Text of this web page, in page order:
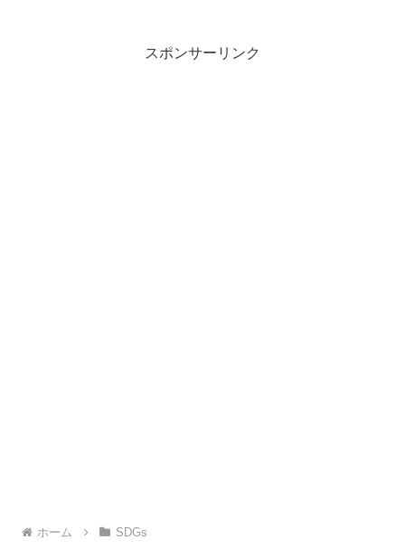
スポンサーリンク
ホーム SDGs